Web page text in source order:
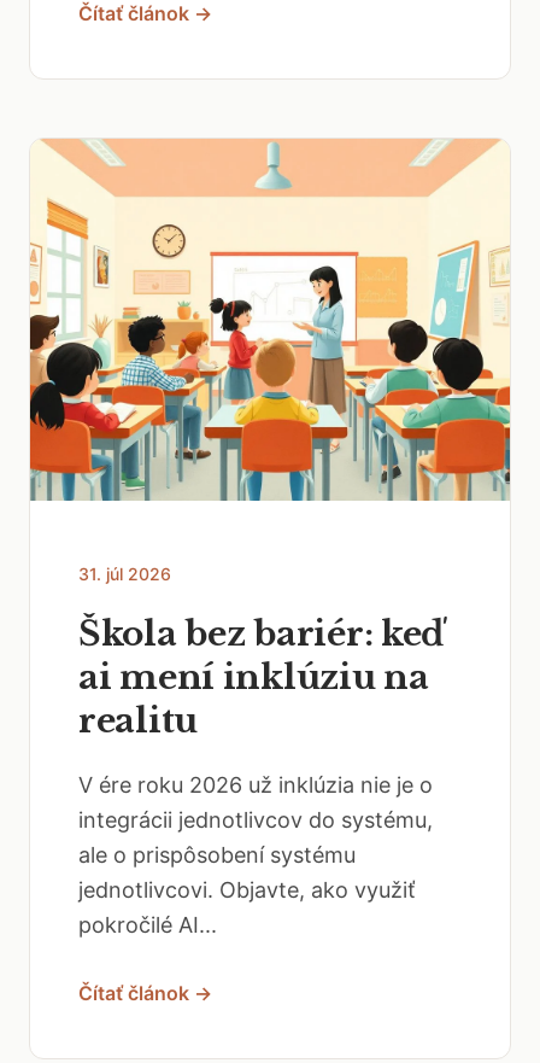
Čítať článok →
31. júl 2026
Škola bez bariér: keď
ai mení inklúziu na
realitu
V ére roku 2026 už inklúzia nie je o
integrácii jednotlivcov do systému,
ale o prispôsobení systému
jednotlivcovi. Objavte, ako využiť
pokročilé AI...
Čítať článok →